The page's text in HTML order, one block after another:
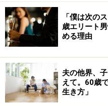
久しぶりのデートだった
内のおしゃれなカフェで
話し込み、夕飯も彼のお
「彼は30年前に妻に出て
の二人の子を、仕事をし
子どもたちは独立し、
る。日常は一人きりで、
「僕は次の
歳エリート
める理由
夫の他界、
えて。60歳
生き方」